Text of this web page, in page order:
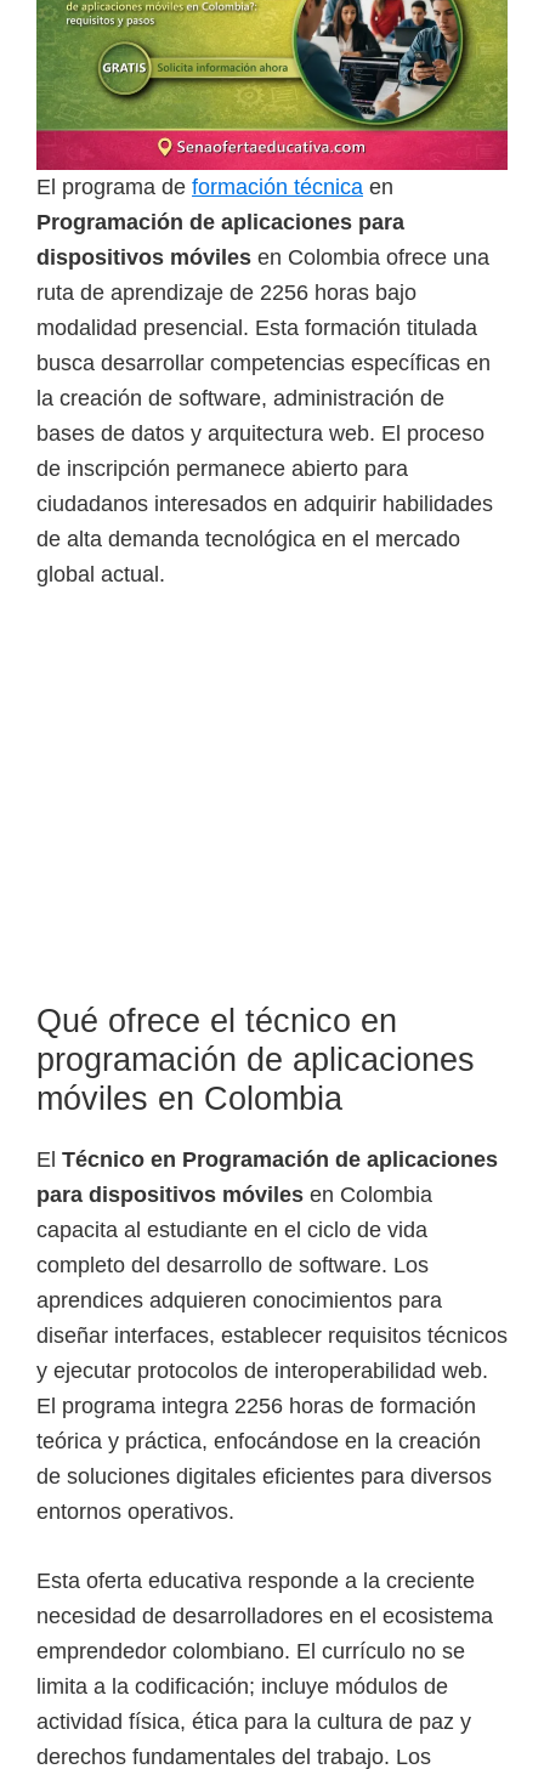
s
o
v
r
t
u
a
l
e
s
,
t
é
c
n
g
c
d
S
N
El programa de formación técnica en
Programación de aplicaciones para
dispositivos móviles en Colombia ofrece una
ruta de aprendizaje de 2256 horas bajo
modalidad presencial. Esta formación titulada
busca desarrollar competencias específicas en
la creación de software, administración de
bases de datos y arquitectura web. El proceso
de inscripción permanece abierto para
ciudadanos interesados en adquirir habilidades
de alta demanda tecnológica en el mercado
global actual.
Qué ofrece el técnico en
programación de aplicaciones
móviles en Colombia
El Técnico en Programación de aplicaciones
para dispositivos móviles en Colombia
capacita al estudiante en el ciclo de vida
completo del desarrollo de software. Los
aprendices adquieren conocimientos para
diseñar interfaces, establecer requisitos técnicos
y ejecutar protocolos de interoperabilidad web.
El programa integra 2256 horas de formación
teórica y práctica, enfocándose en la creación
de soluciones digitales eficientes para diversos
entornos operativos.
Esta oferta educativa responde a la creciente
necesidad de desarrolladores en el ecosistema
emprendedor colombiano. El currículo no se
limita a la codificación; incluye módulos de
actividad física, ética para la cultura de paz y
derechos fundamentales del trabajo. Los